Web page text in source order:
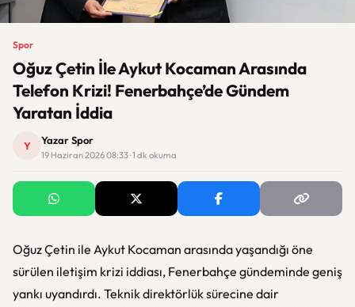
Spor
Oğuz Çetin İle Aykut Kocaman Arasında
Telefon Krizi! Fenerbahçe’de Gündem
Yaratan İddia
Y Yazar Spor
19 Haziran 2026 08:33 · 1 dk okuma
Oğuz Çetin ile Aykut Kocaman arasında yaşandığı öne
sürülen iletişim krizi iddiası, Fenerbahçe gündeminde geniş
yankı uyandırdı. Teknik direktörlük sürecine dair